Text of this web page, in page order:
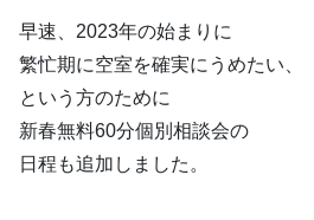
早速、2023年の始まりに
繁忙期に空室を確実にうめたい、
という方のために
新春無料60分個別相談会の
日程も追加しました。